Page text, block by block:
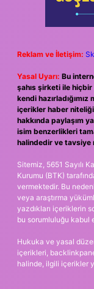
Reklam ve İletişim:
Yasal Uyarı: Bu
şahıs şirketi ile hiçbir
kendi
içerikler haber
hakkında paylaşım
isim benzerlikleri
halindedir ve tavsiye
Sitemiz, 5651 Sayılı
Kurumu (BTK)
vermektedir. Bu
veya araştırma
yazdıkları içeriklerin
bu sorumluluğu kabul
Hukuka ve yasal
içerikleri,
halinde, ilgili içerikler